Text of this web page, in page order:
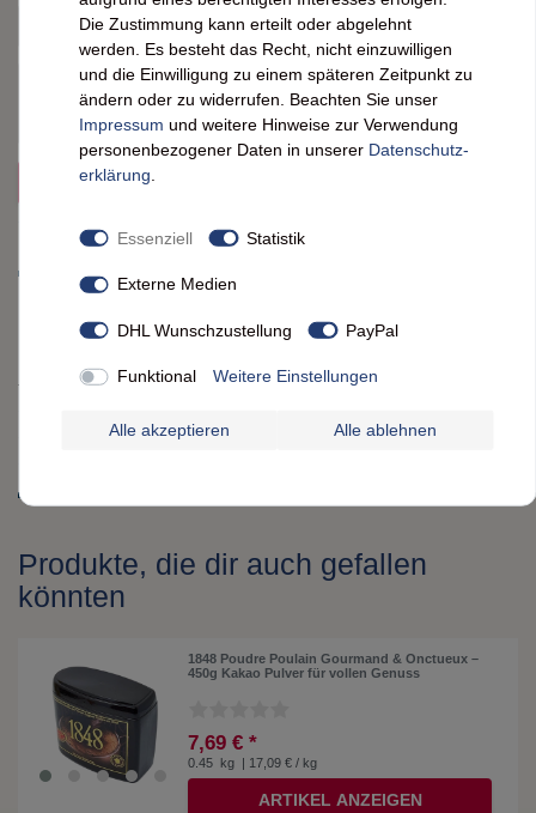
5
Bewertungssternen
5
Bewertungssternen
5
Bewertungssternen
5
Bewertungssternen
Bewertungssternen
Anzeigename
(optional)
Rezensionstext
REZENSION SENDEN
Produkte, die dir auch gefallen
könnten
1848 Poudre Poulain Gourmand & Onctueux –
450g Kakao Pulver für vollen Genuss
7,69 € *
0.45 kg | 17,09 € / kg
ARTIKEL ANZEIGEN
Die Zustimmung kann erteilt oder abgelehnt
werden. Es besteht das Recht, nicht einzuwilligen
und die Einwilligung zu einem späteren Zeitpunkt zu
ändern oder zu widerrufen. Beachten Sie unser
Impressum und weitere Hinweise zur Verwendung
personenbezogener Daten in unserer Daten­schutz­
erklärung
Essenziell Statistik
Externe Medien
DHL Wunschzustellung PayPal
Funktional Weitere Einstellungen
Alle akzeptieren Alle ablehnen